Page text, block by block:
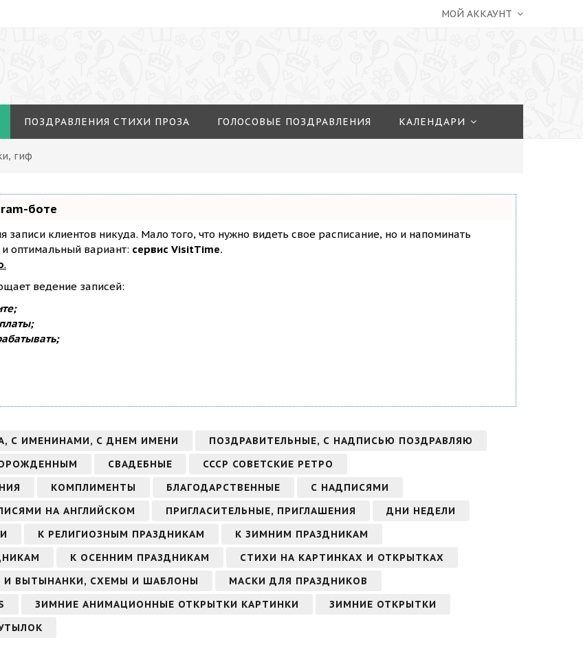
МОЙ АККАУНТ
ПОЗДРАВЛЕНИЯ СТИХИ ПРОЗА ГОЛОСОВЫЕ ПОЗДРАВЛЕНИЯ КАЛЕНДАРИ
гиф
боте
записи клиентов никуда. Мало того, что нужно видеть свое расписание, но и напоминать
оптимальный вариант: сервис VisitTime.
.
ведение записей:
С ИМЕНИНАМИ, С ДНЕМ ИМЕНИ
ПОЗДРАВИТЕЛЬНЫЕ, С НАДПИСЬЮ ПОЗДРАВЛЯЮ
СВАДЕБНЫЕ
СССР СОВЕТСКИЕ РЕТРО
КОМПЛИМЕНТЫ БЛАГОДАРСТВЕННЫЕ
С НАДПИСЯМИ
НА АНГЛИЙСКОМ ПРИГЛАСИТЕЛЬНЫЕ, ПРИГЛАШЕНИЯ
ДНИ НЕДЕЛИ
К РЕЛИГИОЗНЫМ ПРАЗДНИКАМ
К ЗИМНИМ ПРАЗДНИКАМ
К ОСЕННИМ ПРАЗДНИКАМ
СТИХИ НА КАРТИНКАХ И ОТКРЫТКАХ
И ВЫТЫНАНКИ, СХЕМЫ И ШАБЛОНЫ
МАСКИ ДЛЯ ПРАЗДНИКОВ
ЗИМНИЕ АНИМАЦИОННЫЕ ОТКРЫТКИ КАРТИНКИ
ЗИМНИЕ ОТКРЫТКИ